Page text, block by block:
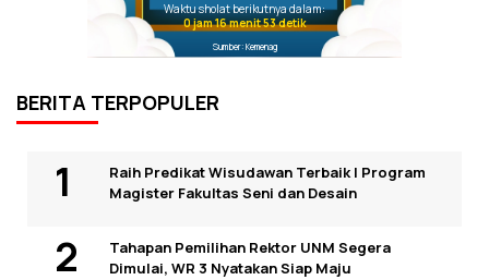
Waktu sholat berikutnya dalam:
0 jam 16 menit 53 detik
Sumber: Kemenag
BERITA TERPOPULER
Raih Predikat Wisudawan Terbaik I Program
Magister Fakultas Seni dan Desain
Tahapan Pemilihan Rektor UNM Segera
Dimulai, WR 3 Nyatakan Siap Maju